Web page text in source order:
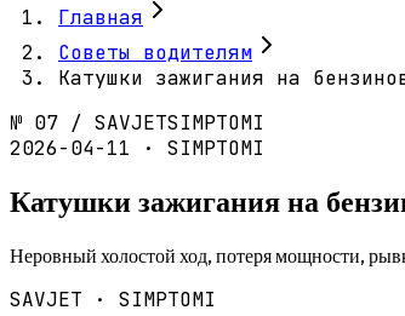
Главная
Советы водителям
Катушки зажигания на
№ 07 / SAVJETSIMPTOMI
2026-04-11 · SIMPTOMI
Катушки зажигания на
Неровный холостой ход, потеря мощности,
SAVJET · SIMPTOMI